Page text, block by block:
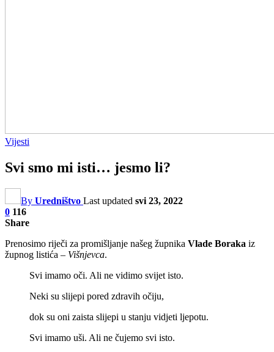
Vijesti
Svi smo mi isti… jesmo li?
By Uredništvo Last updated svi 23, 2022
0 116
Share
Prenosimo riječi za promišljanje našeg župnika Vlade Boraka iz
župnog listića – Višnjevca.
Svi imamo oči. Ali ne vidimo svijet isto.
Neki su slijepi pored zdravih očiju,
dok su oni zaista slijepi u stanju vidjeti ljepotu.
Svi imamo uši. Ali ne čujemo svi isto.